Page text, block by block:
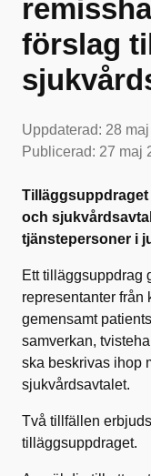
förslag
Uppdaterad: 28
Publicerad: 27 maj
och
tjänstepersoner i
Ett tilläggsuppdrag
representanter från
gemensamt
samverkan,
ska beskrivas ihop
sjukvårdsavtalet.
Två tillfällen
tilläggsuppdraget.